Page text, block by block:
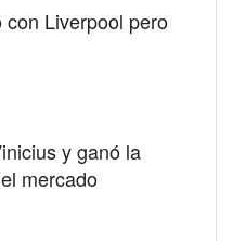
Liverpool pero
y ganó la
mercado